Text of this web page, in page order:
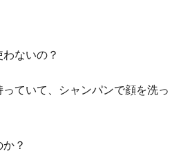
ないの？
ていて、シャンパンで顔を洗っ
？